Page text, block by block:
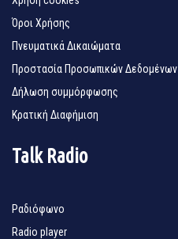
Όροι Χρήσης
Πνευματικά Δικαιώματα
Προστασία Προσωπικών Δεδομένων
Δήλωση συμμόρφωσης
Κρατική Διαφήμιση
Talk Radio
Ραδιόφωνο
Radio player